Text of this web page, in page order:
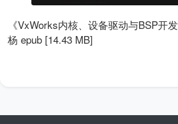
《VxWorks内核、设备驱动与BSP开
杨 epub [14.43 MB]